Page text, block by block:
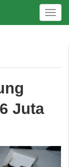
T
o
e
t
Juta